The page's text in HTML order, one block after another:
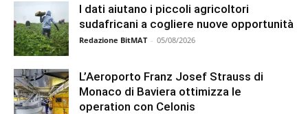
I dati aiutano i piccoli agricoltori
sudafricani a cogliere nuove opportunità
Redazione BitMAT - 05/08/2026
L’Aeroporto Franz Josef Strauss di
Monaco di Baviera ottimizza le
operation con Celonis